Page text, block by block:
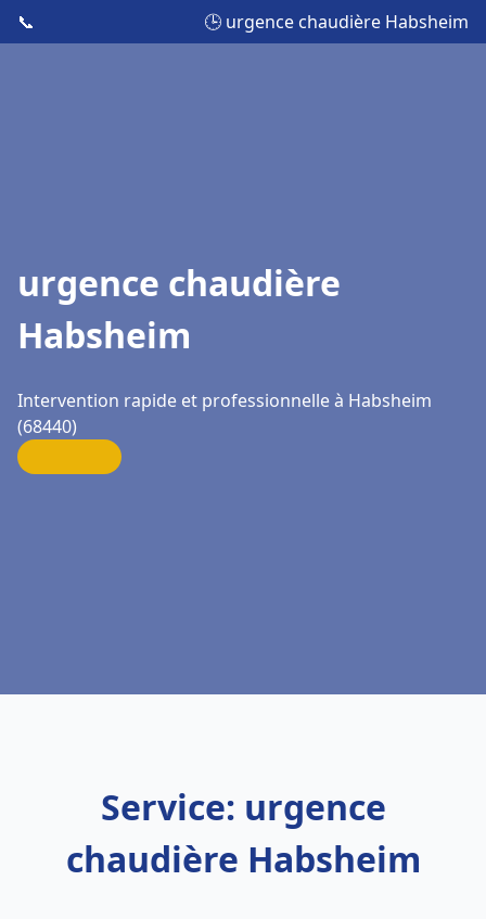
📞 🕒 urgence chaudière Habsheim
urgence chaudière
Habsheim
Intervention rapide et professionnelle à Habsheim
(68440)
Service: urgence
chaudière Habsheim